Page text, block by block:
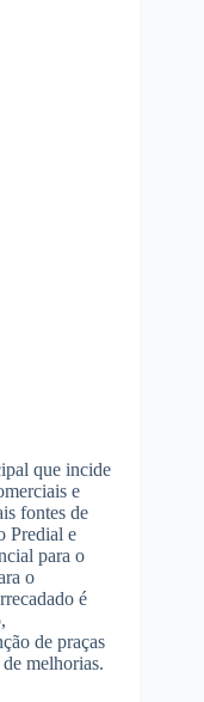
que incide
e
fontes de
Predial e
para o
o
é
de praças
melhorias.